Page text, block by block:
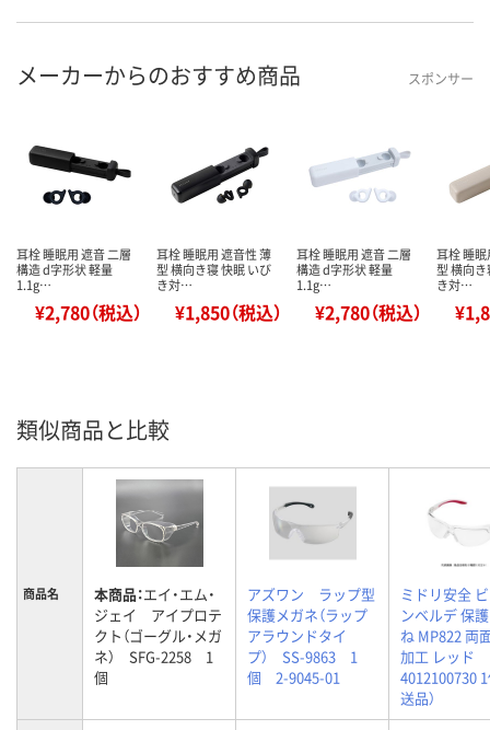
メーカーからのおすすめ商品 スポンサー
耳栓 睡眠用 遮音 二層
構造 d字形状 軽量
1.1g…
¥2,780（税込）
耳栓 睡眠用 遮音性 薄
型 横向き寝 快眠 いび
き対…
¥1,850（税込）
耳栓 睡眠用 遮音 二層
構造 d字形状 軽量
1.1g…
¥2,780（税込）
耳栓 睡
型 横向
き対…
類似商品と比較
商品名 本商品：エイ・エム・
ジェイ アイプロテ
クト（ゴーグル・メガ
ネ） SFG-2258 1
個
アズワン ラップ型
保護メガネ（ラップ
アラウンドタイ
プ） SS-9863 1
個 2-9045-01
ミドリ安全
ンベルデ 保
ね MP822 両
加工 レッド
4012100730 1
送品）